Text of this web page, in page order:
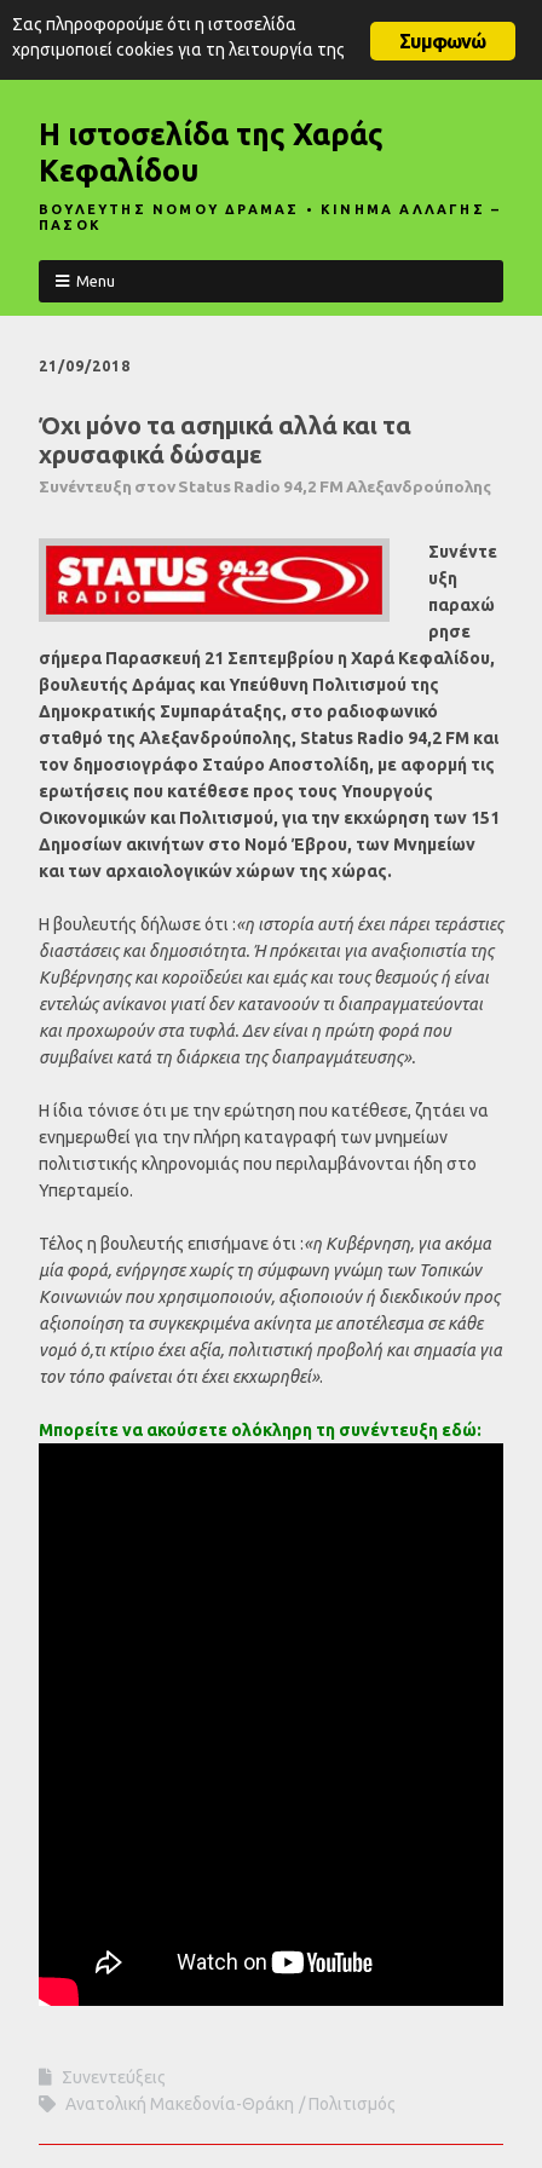
Η ιστοσελίδα της Χαράς
Κεφαλίδου
ΒΟΥΛΕΥΤΗΣ ΝΟΜΟΥ ΔΡΑΜΑΣ • ΚΙΝΗΜΑ ΑΛΛΑΓΗΣ –
ΠΑΣΟΚ
Menu
21/09/2018
Όχι μόνο τα ασημικά αλλά και τα
χρυσαφικά δώσαμε
Συνέντευξη στον Status Radio 94,2 FM Αλεξανδρούπολης
Συνέντε
υξη
παραχώ
ρησε
σήμερα Παρασκευή 21 Σεπτεμβρίου η Χαρά Κεφαλίδου,
βουλευτής Δράμας και Υπεύθυνη Πολιτισμού της
Δημοκρατικής Συμπαράταξης, στο ραδιοφωνικό
σταθμό της Αλεξανδρούπολης, Status Radio 94,2 FM και
τον δημοσιογράφο Σταύρο Αποστολίδη, με αφορμή τις
ερωτήσεις που κατέθεσε προς τους Υπουργούς
Οικονομικών και Πολιτισμού, για την εκχώρηση των 151
Δημοσίων ακινήτων στο Νομό Έβρου, των Μνημείων
και των αρχαιολογικών χώρων της χώρας.
Η βουλευτής δήλωσε ότι :«η ιστορία αυτή έχει πάρει τεράστιες
διαστάσεις και δημοσιότητα. Ή πρόκειται για αναξιοπιστία της
Κυβέρνησης και κοροϊδεύει και εμάς και τους θεσμούς ή είναι
εντελώς ανίκανοι γιατί δεν κατανοούν τι διαπραγματεύονται
και προχωρούν στα τυφλά. Δεν είναι η πρώτη φορά που
συμβαίνει κατά τη διάρκεια της διαπραγμάτευσης».
Η ίδια τόνισε ότι με την ερώτηση που κατέθεσε, ζητάει να
ενημερωθεί για την πλήρη καταγραφή των μνημείων
πολιτιστικής κληρονομιάς που περιλαμβάνονται ήδη στο
Υπερταμείο.
Τέλος η βουλευτής επισήμανε ότι :«η Κυβέρνηση, για ακόμα
μία φορά, ενήργησε χωρίς τη σύμφωνη γνώμη των Τοπικών
Κοινωνιών που χρησιμοποιούν, αξιοποιούν ή διεκδικούν προς
αξιοποίηση τα συγκεκριμένα ακίνητα με αποτέλεσμα σε κάθε
νομό ό,τι κτίριο έχει αξία, πολιτιστική προβολή και σημασία για
τον τόπο φαίνεται ότι έχει εκχωρηθεί».
Μπορείτε να ακούσετε ολόκληρη τη συνέντευξη εδώ:
Συνεντεύξεις
Ανατολική Μακεδονία-Θράκη
Πολιτισμός
Συμφωνώ
Σας πληροφορούμε ότι η ιστοσελίδα
χρησιμοποιεί cookies για τη λειτουργία της